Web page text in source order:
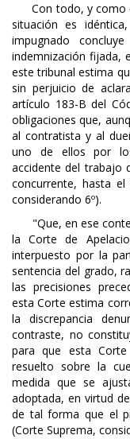
Con todo, y como
situación es
impugnado
indemnización fijada,
este tribunal estima
sin perjuicio de
artículo 183-B del
obligaciones que,
al contratista y al
uno de ellos por
accidente del trabajo
concurrente, hasta
considerando 6º).
"Que, en ese
la Corte de
interpuesto por la
sentencia del grado,
las precisiones
esta Corte estima
la discrepancia
contraste, no
para que esta
resuelto sobre la
medida que se
adoptada, en virtud
de tal forma que el
(Corte Suprema,